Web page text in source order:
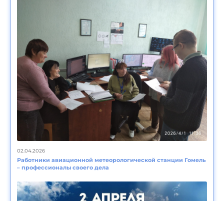
02.04.2026
Работники авиационной метеорологической станции Гомель
– профессионалы своего дела